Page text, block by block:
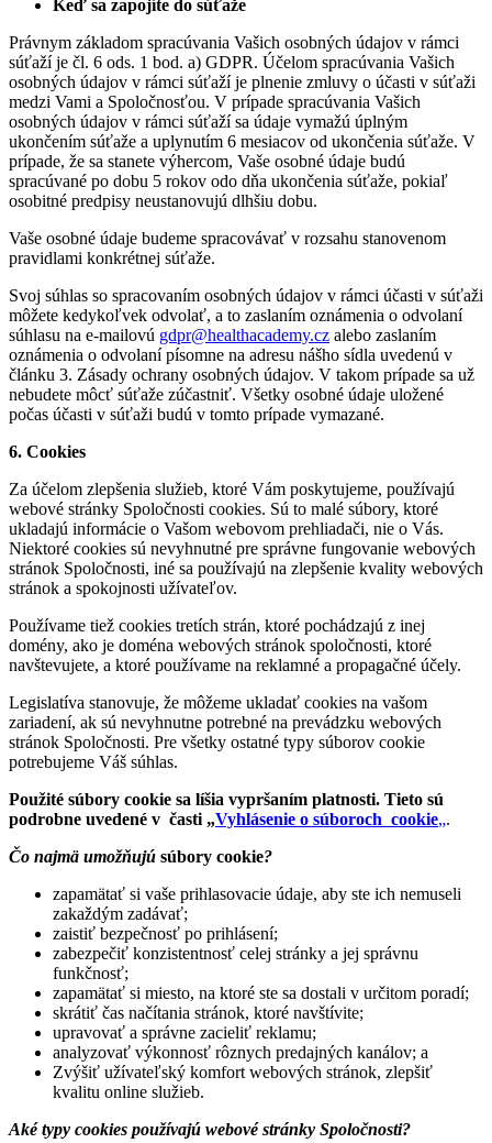
Keď sa zapojíte do súťaže
Právnym základom spracúvania Vašich osobných údajov v rámci
súťaží je čl. 6 ods. 1 bod. a) GDPR. Účelom spracúvania Vašich
osobných údajov v rámci súťaží je plnenie zmluvy o účasti v súťaži
medzi Vami a Spoločnosťou. V prípade spracúvania Vašich
osobných údajov v rámci súťaží sa údaje vymažú úplným
ukončením súťaže a uplynutím 6 mesiacov od ukončenia súťaže. V
prípade, že sa stanete výhercom, Vaše osobné údaje budú
spracúvané po dobu 5 rokov odo dňa ukončenia súťaže, pokiaľ
osobitné predpisy neustanovujú dlhšiu dobu.
Vaše osobné údaje budeme spracovávať v rozsahu stanovenom
pravidlami konkrétnej súťaže.
Svoj súhlas so spracovaním osobných údajov v rámci účasti v súťaži
môžete kedykoľvek odvolať, a to zaslaním oznámenia o odvolaní
súhlasu na e-mailovú gdpr@healthacademy.cz alebo zaslaním
oznámenia o odvolaní písomne na adresu nášho sídla uvedenú v
článku 3. Zásady ochrany osobných údajov. V takom prípade sa už
nebudete môcť súťaže zúčastniť. Všetky osobné údaje uložené
počas účasti v súťaži budú v tomto prípade vymazané.
6. Cookies
Za účelom zlepšenia služieb, ktoré Vám poskytujeme, používajú
webové stránky Spoločnosti cookies. Sú to malé súbory, ktoré
ukladajú informácie o Vašom webovom prehliadači, nie o Vás.
Niektoré cookies sú nevyhnutné pre správne fungovanie webových
stránok Spoločnosti, iné sa používajú na zlepšenie kvality webových
stránok a spokojnosti užívateľov.
Používame tiež cookies tretích strán, ktoré pochádzajú z inej
domény, ako je doména webových stránok spoločnosti, ktoré
navštevujete, a ktoré používame na reklamné a propagačné účely.
Legislatíva stanovuje, že môžeme ukladať cookies na vašom
zariadení, ak sú nevyhnutne potrebné na prevádzku webových
stránok Spoločnosti. Pre všetky ostatné typy súborov cookie
potrebujeme Váš súhlas.
Použité súbory cookie sa líšia vypršaním platnosti. Tieto sú
podrobne uvedené v časti „Vyhlásenie o súboroch cookie„.
Čo najmä umožňujú súbory cookie?
zapamätať si vaše prihlasovacie údaje, aby ste ich nemuseli
zakaždým zadávať;
zaistiť bezpečnosť po prihlásení;
zabezpečiť konzistentnosť celej stránky a jej správnu
funkčnosť;
zapamätať si miesto, na ktoré ste sa dostali v určitom poradí;
skrátiť čas načítania stránok, ktoré navštívite;
upravovať a správne zacieliť reklamu;
analyzovať výkonnosť rôznych predajných kanálov; a
Zvýšiť užívateľský komfort webových stránok, zlepšiť
kvalitu online služieb.
Aké typy cookies používajú webové stránky Spoločnosti?